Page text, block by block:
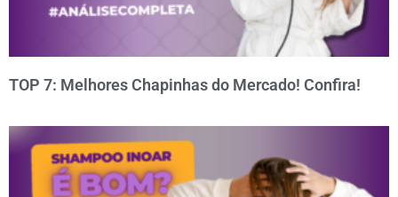
TOP 7: Melhores Chapinhas do Mercado! Confira!